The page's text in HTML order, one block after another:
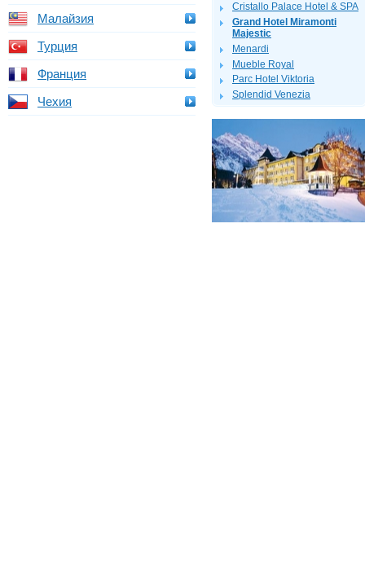
Малайзия
Турция
Франция
Чехия
Cristallo Palace Hotel & SPA
Grand Hotel Miramonti
Majestic
Menardi
Mueble Royal
Parc Hotel Viktoria
Splendid Venezia